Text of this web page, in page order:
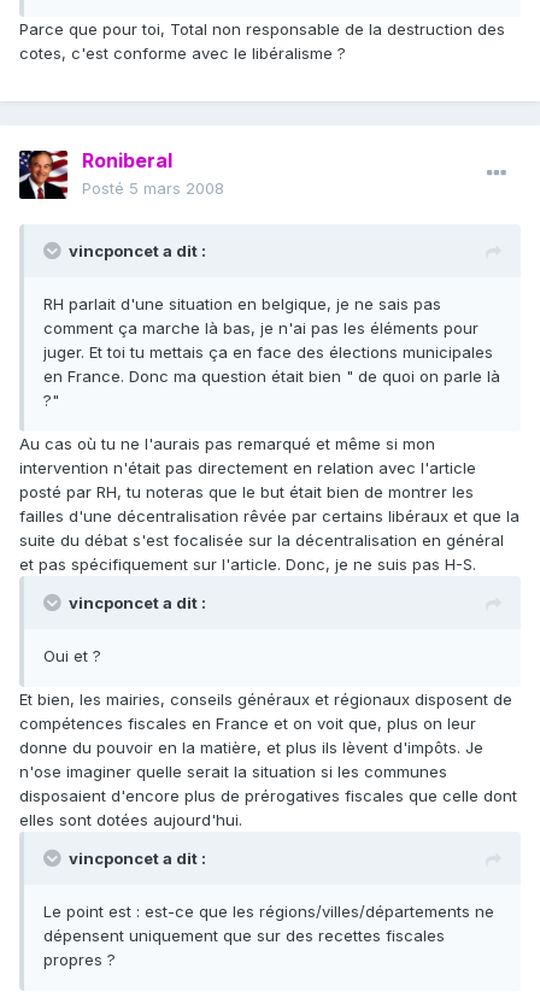
Parce que pour toi, Total non responsable de la destruction des
cotes, c'est conforme avec le libéralisme ?
Roniberal
Posté 5 mars 2008
vincponcet a dit :
RH parlait d'une situation en belgique, je ne sais pas
comment ça marche là bas, je n'ai pas les éléments pour
juger. Et toi tu mettais ça en face des élections municipales
en France. Donc ma question était bien " de quoi on parle là
?"
Au cas où tu ne l'aurais pas remarqué et même si mon
intervention n'était pas directement en relation avec l'article
posté par RH, tu noteras que le but était bien de montrer les
failles d'une décentralisation rêvée par certains libéraux et que la
suite du débat s'est focalisée sur la décentralisation en général
et pas spécifiquement sur l'article. Donc, je ne suis pas H-S.
vincponcet a dit :
Oui et ?
Et bien, les mairies, conseils généraux et régionaux disposent de
compétences fiscales en France et on voit que, plus on leur
donne du pouvoir en la matière, et plus ils lèvent d'impôts. Je
n'ose imaginer quelle serait la situation si les communes
disposaient d'encore plus de prérogatives fiscales que celle dont
elles sont dotées aujourd'hui.
vincponcet a dit :
Le point est : est-ce que les régions/villes/départements ne
dépensent uniquement que sur des recettes fiscales
propres ?